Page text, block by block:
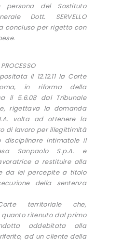
del Sostituto
Dott. SERVELLO
concluso per rigetto con
il 12.12.11 la Corte
in riforma della
il 5.6.08 dal Tribunale
rigettava la domanda
volta ad ottenere la
di lavoro per illegittimità
disciplinare intimatole il
Sanpaolo S.p.A. e
a restituire alla
da lei percepite a titolo
della sentenza
territoriale che,
ritenuto dal primo
addebitata alla
ad un cliente della